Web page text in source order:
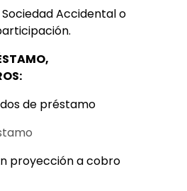
Accidental o
de préstamo
proyección a cobro